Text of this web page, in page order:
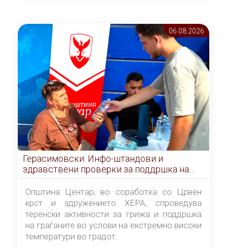
06.08 2026
Герасимовски: Инфо-штандови и
здравствени проверки за поддршка на
граѓаните во услови на топлотен бран
Општина Центар, во соработка со Црвен
крст и здружението ХЕРА, спроведува
теренски активности за грижа и поддршка
на граѓаните во услови на екстремно високи
температури во градот.